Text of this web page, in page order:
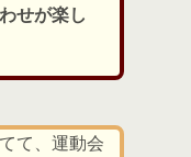
せが楽し
て、運動会